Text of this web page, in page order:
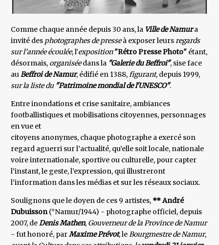
Comme chaque année depuis 30 ans, la Ville de Namura
invité des photographes de presseà exposer leursregards
sur l’année écoulée, l'exposition"Rétro Presse Photo" étant,
désormais, organiséedans la "Galerie du Beffroi", sise face
auBeffroi de Namur, édifié en 1388,figurant, depuis 1999,
sur la liste du"Patrimoine mondial de l'UNESCO".
Entre inondations et crise sanitaire, ambiances
footballistiques et mobilisations citoyennes, personnages
en vue et
citoyens anonymes, chaque photographe a exercé son
regard aguerri sur l’actualité, qu’elle soit locale, nationale
voire internationale, sportive ou culturelle, pour capter
l’instant, le geste, l’expression, qui illustreront
l’information dans les médias et sur les réseaux sociaux.
Soulignons que le doyen de ces 9 artistes, ** André
Dubuisson(°Namur/1944) - photographe officiel, depuis
2007, deDenis Mathen, Gouverneur de la Province de Namur
- fut honoré, parMaxime Prévot, leBourgmestre deNamur,